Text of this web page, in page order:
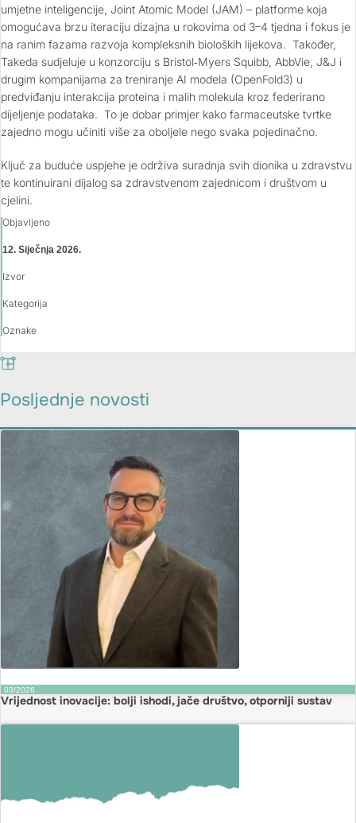
umjetne inteligencije, Joint Atomic Model (JAM) – platforme koja
omogućava brzu iteraciju dizajna u rokovima od 3–4 tjedna i fokus je
na ranim fazama razvoja kompleksnih bioloških lijekova. Također,
Takeda sudjeluje u konzorciju s Bristol‑Myers Squibb, AbbVie, J&J i
drugim kompanijama za treniranje AI modela (OpenFold3) u
predviđanju interakcija proteina i malih molekula kroz federirano
dijeljenje podataka. To je dobar primjer kako farmaceutske tvrtke
zajedno mogu učiniti više za oboljele nego svaka pojedinačno.
Ključ za buduće uspjehe je održiva suradnja svih dionika u zdravstvu
te kontinuirani dijalog sa zdravstvenom zajednicom i društvom u
cjelini.
Objavljeno
12. Siječnja 2026.
Izvor
Kategorija
Oznake
Posljednje novosti
03/2026
Vrijednost inovacije: bolji ishodi, jače društvo, otporniji sustav